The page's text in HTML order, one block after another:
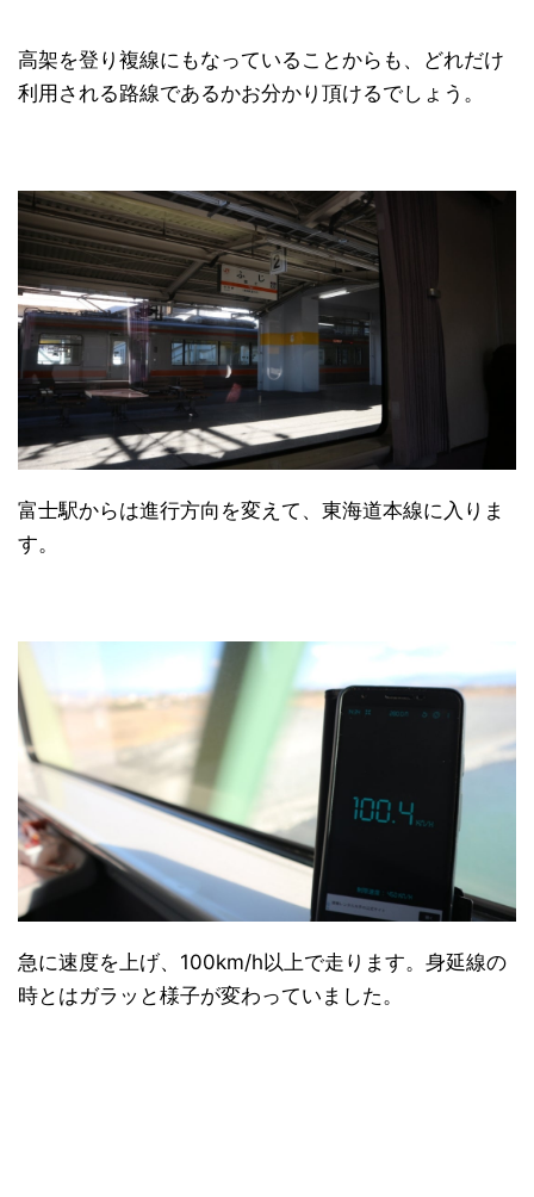
高架を登り複線にもなっていることからも、どれだけ
利用される路線であるかお分かり頂けるでしょう。
富士駅からは進行方向を変えて、東海道本線に入りま
す。
急に速度を上げ、100km/h以上で走ります。身延線の
時とはガラッと様子が変わっていました。